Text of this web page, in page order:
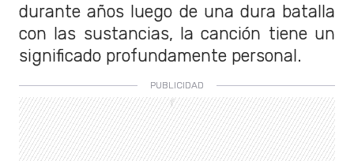
durante años luego de una dura batalla
con las sustancias, la canción tiene un
significado profundamente personal.